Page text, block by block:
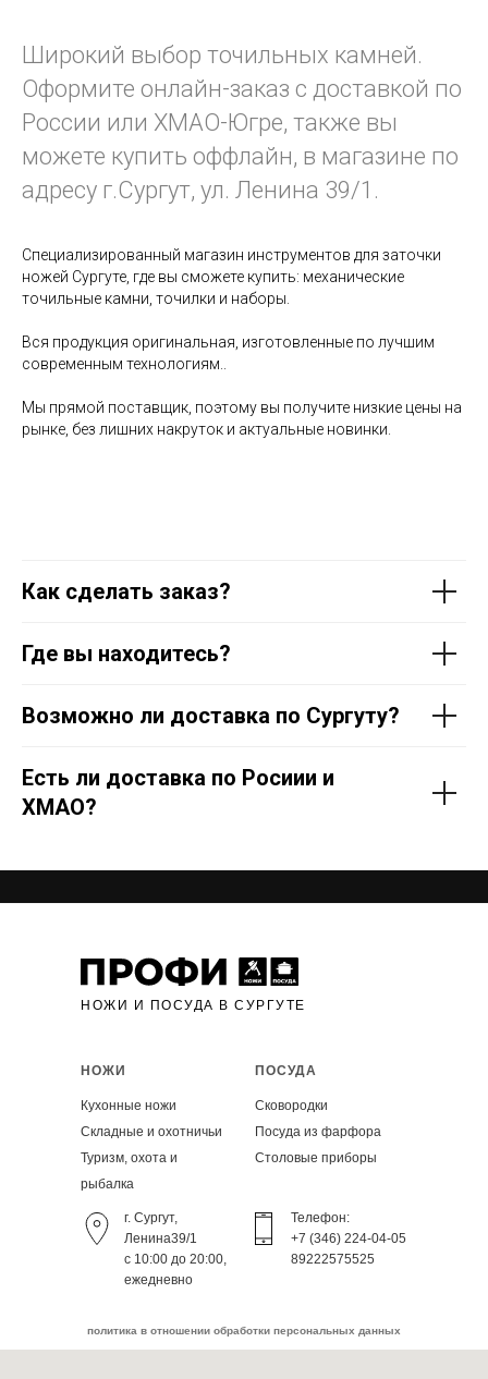
Широкий выбор точильных камней.
Оформите онлайн-заказ с доставкой по
России или ХМАО-Югре, также вы
можете купить оффлайн, в магазине по
адресу г.Сургут, ул. Ленина 39/1.
Специализированный магазин инструментов для заточки
ножей Сургуте, где вы сможете купить: механические
точильные камни, точилки и наборы.
Вся продукция оригинальная, изготовленные по лучшим
современным технологиям..
Мы прямой поставщик, поэтому вы получите низкие цены на
рынке, без лишних накруток и актуальные новинки.
Как сделать заказ?
Где вы находитесь?
Возможно ли доставка по Сургуту?
Есть ли доставка по Росиии и
ХМАО?
НОЖИ
Кухонные ножи
НОЖИ И ПОСУДА В СУРГУТЕ
Складные и охотничьи
Туризм, охота и
рыбалка
ПОСУДА
Сковородки
Посуда из фарфора
Столовые приборы
г. Сургут,
Ленина39/1
с 10:00 до 20:00,
ежедневно
Телефон:
+7 (346) 224-04-05
89222575525
политика в отношении обработки персональных данных